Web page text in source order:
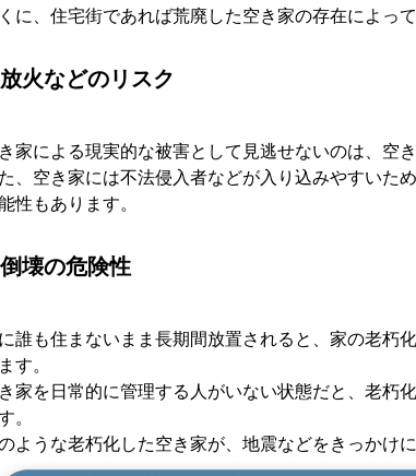
に、住宅街であれば荒廃した空き家の存在によっ
放火などのリスク
家による現実的な被害として見逃せないのは、空
、空き家には不法侵入者などが入り込みやすいた
性もあります。
倒壊の危険性
誰も住まないまま長期間放置されると、家の老朽
す。
家を日常的に管理する人がいない状態だと、老朽
。
ような老朽化した空き家が、地震などをきっかけ